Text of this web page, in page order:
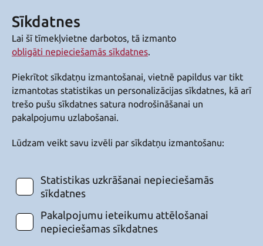
Sīkdatnes
Lai šī tīmekļvietne darbotos, tā izmanto
obligāti nepieciešamās sīkdatnes.
Piekrītot sīkdatņu izmantošanai, vietnē papildus var tikt
izmantotas statistikas un personalizācijas sīkdatnes, kā arī
trešo pušu sīkdatnes satura nodrošināšanai un
pakalpojumu uzlabošanai.
Lūdzam veikt savu izvēli par sīkdatņu izmantošanu:
Statistikas uzkrāšanai nepieciešamās
sīkdatnes
Pakalpojumu ieteikumu attēlošanai
nepieciešamas sīkdatnes